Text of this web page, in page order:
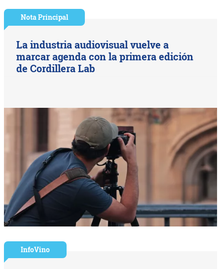
Nota Principal
La industria audiovisual vuelve a
marcar agenda con la primera edición
de Cordillera Lab
InfoVino